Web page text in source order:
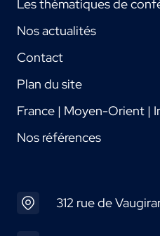
Les thématiques de
Nos actualités
Contact
Plan du site
France | Moyen-Orient |
Nos références
312 rue de